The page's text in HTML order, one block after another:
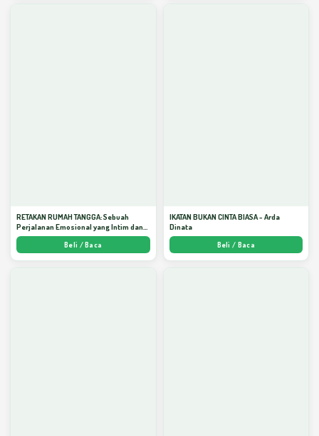
RETAKAN RUMAH TANGGA: Sebuah
Perjalanan Emosional yang Intim dan
Mendalam - Arda Dinata
Beli / Baca
IKATAN BUKAN CINTA BIASA - Arda
Dinata
Beli / Baca